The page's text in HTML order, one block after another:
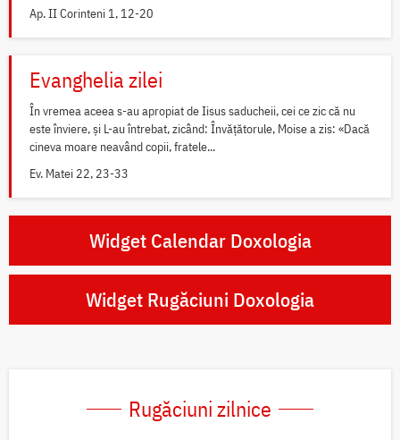
Ap. II Corinteni 1, 12-20
Evanghelia zilei
În vremea aceea s-au apropiat de Iisus saducheii, cei ce zic că nu
este înviere, și L-au întrebat, zicând: Învățătorule, Moise a zis: «Dacă
cineva moare neavând copii, fratele...
Ev. Matei 22, 23-33
Widget Calendar Doxologia
Widget Rugăciuni Doxologia
Rugăciuni zilnice